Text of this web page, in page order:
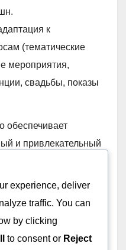
к
(тематические
мероприятия,
свадьбы, показы
обеспечивает
и привлекательный
experience, deliver
traffic. You can
by clicking
to consent or Reject